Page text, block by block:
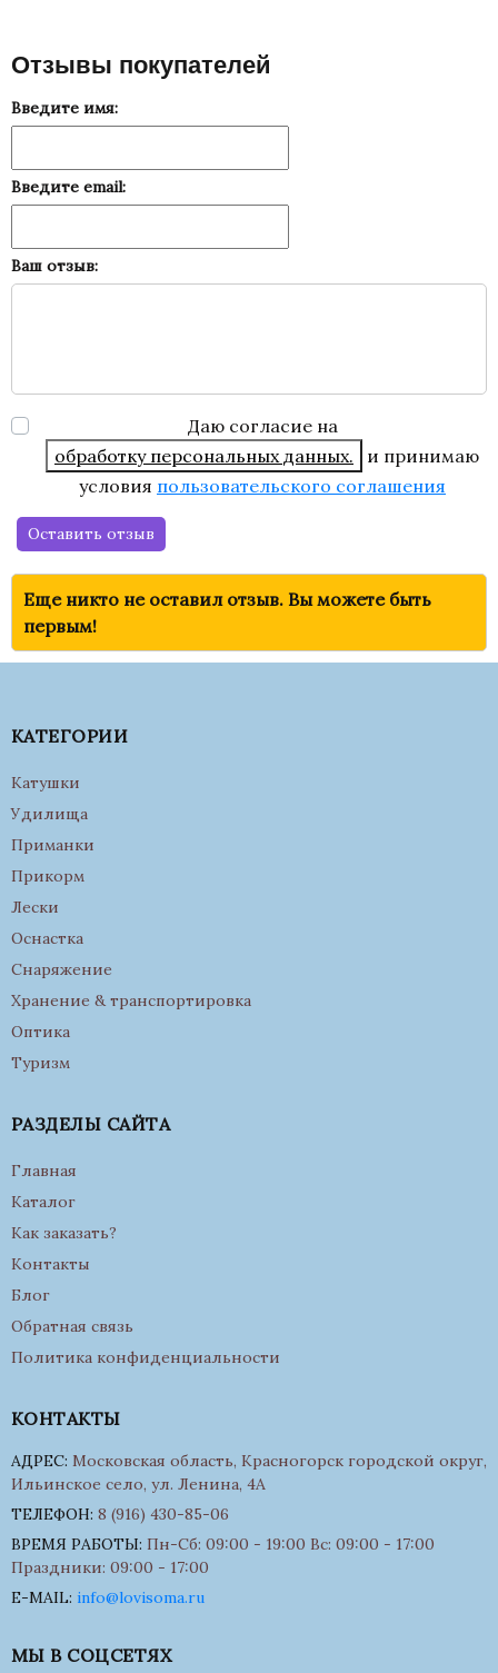
Отзывы покупателей
Введите имя:
Введите email:
Ваш отзыв:
Даю согласие на
обработку персональных данных.
и принимаю
условия пользовательского соглашения
Оставить отзыв
Еще никто не оставил отзыв. Вы можете быть
первым!
КАТЕГОРИИ
Катушки
Удилища
Приманки
Прикорм
Лески
Оснастка
Снаряжение
Хранение & транспортировка
Оптика
Туризм
РАЗДЕЛЫ САЙТА
Главная
Каталог
Как заказать?
Контакты
Блог
Обратная связь
Политика конфиденциальности
КОНТАКТЫ
АДРЕС: Московская область, Красногорск городской округ,
Ильинское село, ул. Ленина, 4А
ТЕЛЕФОН: 8 (916) 430-85-06
ВРЕМЯ РАБОТЫ: Пн-Сб: 09:00 - 19:00 Вс: 09:00 - 17:00
Праздники: 09:00 - 17:00
E-MAIL: info@lovisoma.ru
МЫ В СОЦСЕТЯХ